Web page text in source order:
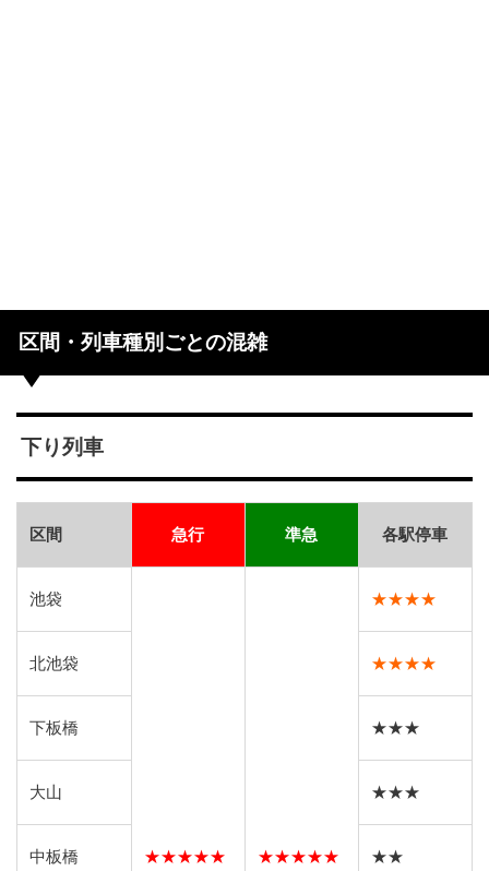
区間・列車種別ごとの混雑
下り列車
区間 急行 準急 各駅停車
池袋
★★★★★ ★★★★★
★★★★
北池袋 ★★★★
下板橋 ★★★
大山 ★★★
中板橋 ★★